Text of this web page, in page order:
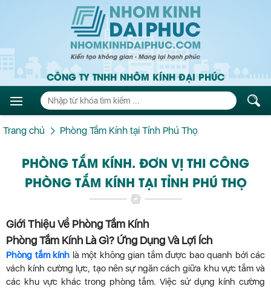
CÔNG TY TNHH NHÔM KÍNH ĐẠI PHÚC
Trang chủ Phòng Tắm Kính tại Tỉnh Phú Thọ
PHÒNG TẮM KÍNH. ĐƠN VỊ THI CÔNG
PHÒNG TẮM KÍNH TẠI TỈNH PHÚ THỌ
Giới Thiệu Về Phòng Tắm Kính
Phòng Tắm Kính Là Gì? Ứng Dụng Và Lợi Ích
Phòng tắm kính là một không gian tắm được bao quanh bởi các
vách kính cường lực, tạo nên sự ngăn cách giữa khu vực tắm và
các khu vực khác trong phòng tắm. Việc sử dụng kính cường